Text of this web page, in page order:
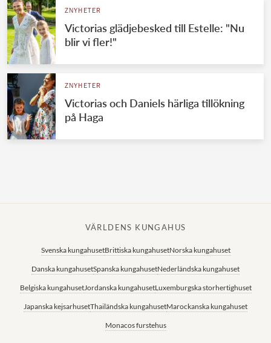
VÄRLDENS KUNGAHUS
Svenska kungahuset
Brittiska kungahuset
Danska kungahuset
REDAKTION
ZNYHETER
Victorias glädjebesked till Estelle: "Nu
blir vi fler!"
ZNYHETER
Victorias och Daniels härliga tillökning
på Haga
VÄRLDENS KUNGAHUS
Svenska kungahusetBrittiska kungahusetNorska kungahuset
Danska kungahusetSpanska kungahusetNederländska kungahuset
Belgiska kungahusetJordanska kungahusetLuxemburgska storhertighuset
Japanska kejsarhusetThailändska kungahusetMarockanska kungahuset
Monacos furstehus